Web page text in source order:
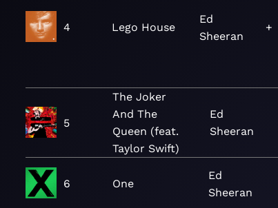
4 Lego House
Ed
Sheeran
+
5
The Joker
And The
Queen (feat.
Taylor Swift)
Ed
Sheeran
6 One
Ed
Sheeran